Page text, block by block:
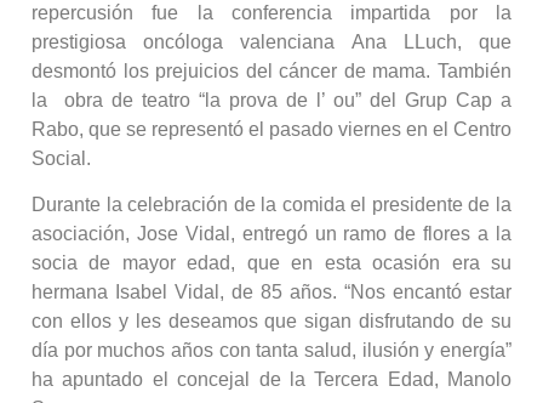
repercusión fue la conferencia impartida por la
prestigiosa oncóloga valenciana Ana LLuch, que
desmontó los prejuicios del cáncer de mama. También
la obra de teatro “la prova de l’ ou” del Grup Cap a
Rabo, que se representó el pasado viernes en el Centro
Social.
Durante la celebración de la comida el presidente de la
asociación, Jose Vidal, entregó un ramo de flores a la
socia de mayor edad, que en esta ocasión era su
hermana Isabel Vidal, de 85 años. “Nos encantó estar
con ellos y les deseamos que sigan disfrutando de su
día por muchos años con tanta salud, ilusión y energía”
ha apuntado el concejal de la Tercera Edad, Manolo